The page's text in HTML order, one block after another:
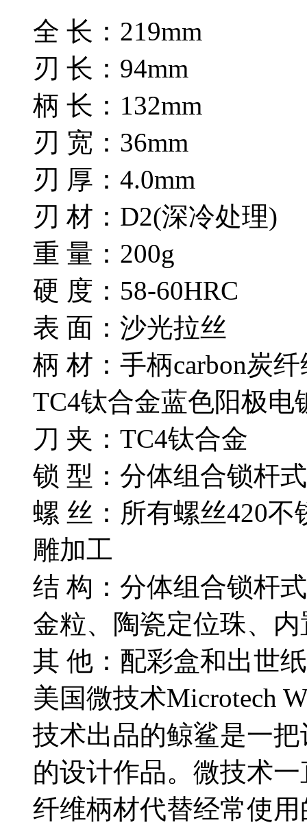
全 长：219mm
刃 长：94mm
柄 长：132mm
刃 宽：36mm
刃 厚：4.0mm
刃 材：D2(深冷处理)
重 量：200g
硬 度：58-60HRC
表 面：沙光拉丝
柄 材：手柄carbon炭
TC4钛合金蓝色阳极
刀 夹：TC4钛合金
锁 型：分体组合锁杆
螺 丝：所有螺丝420不
雕加工
结 构：分体组合锁杆
金粒、陶瓷定位珠、
其 他：配彩盒和出世纸
美国微技术Microtech
技术出品的鲸鲨是一
的设计作品。微技术
纤维柄材代替经常使